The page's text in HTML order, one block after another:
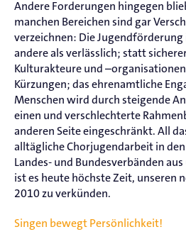
Andere Forderungen hingegen
manchen Bereichen sind gar
verzeichnen: Die Jugendförderung
andere als verlässlich; statt
Kulturakteure und
Kürzungen; das ehrenamtliche
Menschen wird durch steigende
einen und verschlechterte
anderen Seite eingeschränkt. All
alltägliche Chorjugendarbeit in
Landes- und Bundesverbänden
ist es heute höchste Zeit, unseren
2010 zu verkünden.
Singen bewegt Persönlichkeit!